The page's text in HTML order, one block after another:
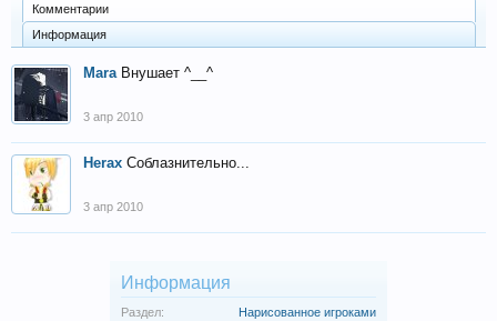
Комментарии
Информация
Mara Внушает ^__^
3 апр 2010
Herax Соблазнительно...
3 апр 2010
Информация
Раздел:
Нарисованное игроками